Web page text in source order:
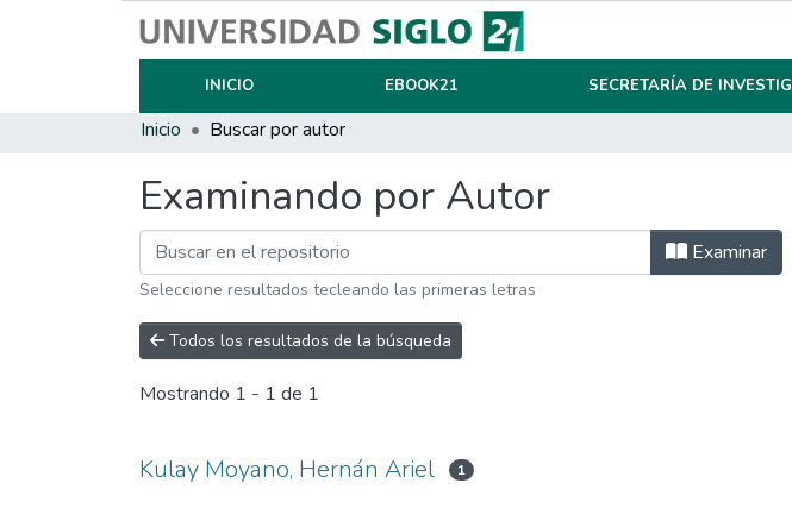
INICIO EBOOK21 SECRETARÍA DE
Inicio Buscar por autor
Examinando por Autor
Examinar
Seleccione resultados tecleando las primeras letras
Todos los resultados de la búsqueda
Mostrando 1 - 1 de 1
Kulay Moyano, Hernán Ariel 1